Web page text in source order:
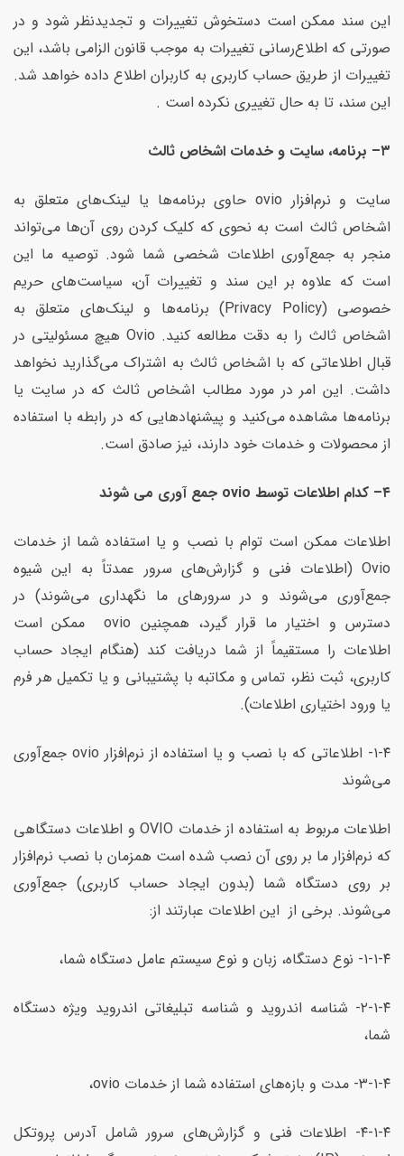
این سند ممکن است دستخوش تغییرات و تجدیدنظر شود و در
صورتی که اطلاع‌رسانی تغییرات به موجب قانون الزامی باشد، این
تغییرات از طریق حساب کاربری به کاربران اطلاع داده خواهد شد.
این سند، تا به حال تغییری نکرده است .
۳– برنامه، سایت و خدمات اشخاص ثالث
سایت و نرم‌افزار ovio حاوی برنامه‌ها یا لینک‌های متعلق به
اشخاص ثالث است به نحوی که کلیک کردن روی آن‌ها می‌تواند
منجر به جمع‌آوری اطلاعات شخصی شما شود. توصیه ما این
است که علاوه بر این سند و تغییرات آن، سیاست‌های حریم
خصوصی (Privacy Policy) برنامه‌ها و لینک‌های متعلق به
اشخاص ثالث را به دقت مطالعه کنید. Ovio هیچ مسئولیتی در
قبال اطلاعاتی که با اشخاص ثالث به اشتراک می‌گذارید نخواهد
داشت. این امر در مورد مطالب اشخاص ثالث که در سایت یا
برنامه‌ها مشاهده می‌کنید و پیشنهادهایی که در رابطه با استفاده
از محصولات و خدمات خود دارند، نیز صادق است.
۴– کدام اطلاعات توسط ovio جمع آوری می شوند
اطلاعات ممکن است توام با نصب و یا استفاده شما از خدمات
Ovio (اطلاعات فنی و گزارش‌های سرور عمدتاً به این شیوه
جمع‌آوری می‌شوند و در سرورهای ما نگهداری می‌شوند) در
دسترس و اختیار ما قرار گیرد، همچنین ovio ممکن است
اطلاعات را مستقیماً از شما دریافت کند (هنگام ایجاد حساب
کاربری، ثبت نظر، تماس و مکاتبه با پشتیبانی و یا تکمیل هر فرم
یا ورود اختیاری اطلاعات).
۱-۴- اطلاعاتی که با نصب و یا استفاده از نرم‌افزار ovio جمع‌آوری
می‌شوند
اطلاعات مربوط به استفاده از خدمات OVIO و اطلاعات دستگاهی
که نرم‌افزار ما بر روی آن نصب شده‌ است همزمان با نصب نرم‌افزار
بر روی دستگاه شما (بدون ایجاد حساب کاربری) جمع‌آوری
می‌شوند. برخی از این اطلاعات عبارتند از:
۱-۱-۴- نوع دستگاه، زبان و نوع سیستم عامل دستگاه شما،
۲-۱-۴- شناسه اندروید و شناسه تبلیغاتی اندروید ویژه دستگاه
شما،
۳-۱-۴- مدت و باز‌ه‌های استفاده شما از خدمات ovio،
۴-۱-۴- اطلاعات فنی و گزارش‌های سرور شامل آدرس پروتکل